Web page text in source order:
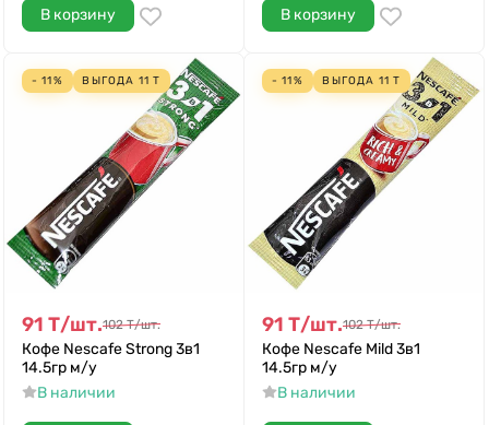
В корзину В корзину
- 11% ВЫГОДА 11 Т
91 Т/шт.102 Т/шт.
Кофе Nescafe Strong 3в1
14.5гр м/у
В наличии
- 11% ВЫГОДА 11 Т
91 Т/шт.102 Т/шт.
Кофе Nescafe Mild 3в1
14.5гр м/у
В наличии